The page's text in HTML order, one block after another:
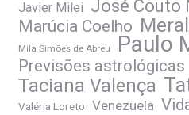
Javier Milei José Couto
Marúcia Coelho
Mila Simões de Abreu Paulo
Previsões astrológicas
Taciana Valença
Valéria Loreto Venezuela